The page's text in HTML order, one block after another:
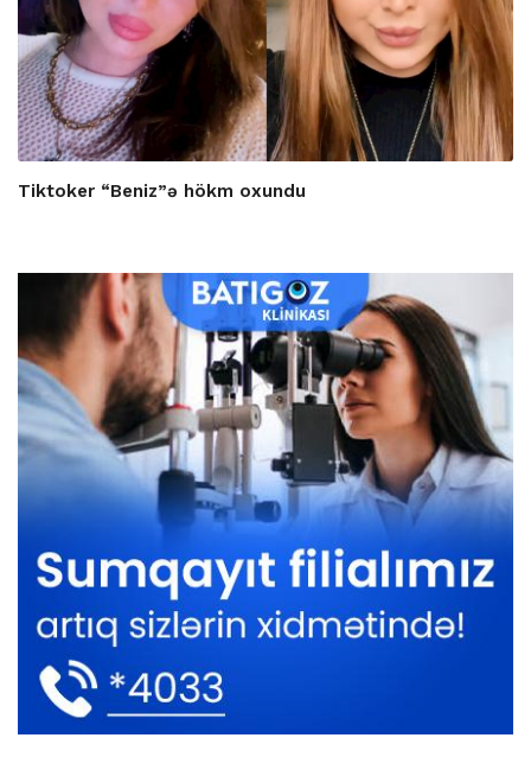
Tiktoker “Beniz”ə hökm oxundu